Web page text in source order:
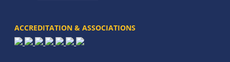
ACCREDITATION & ASSOCIATIONS